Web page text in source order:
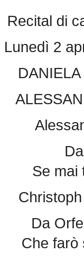
Recital di
Lunedì 2
Se mai
Da
Che farò